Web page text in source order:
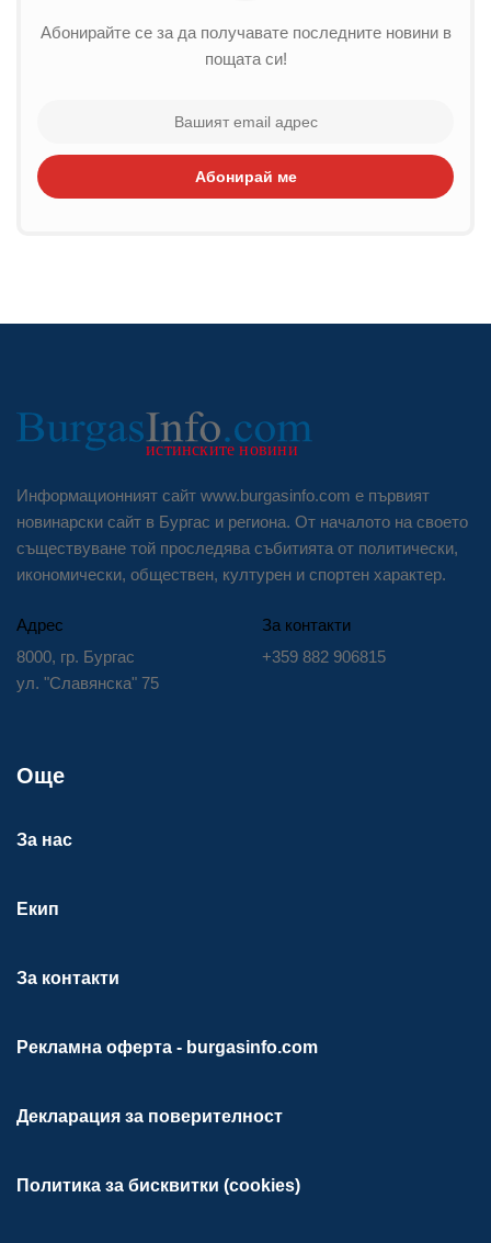
Абонирайте се за да получавате последните новини в
пощата си!
Абонирай ме
Информационният сайт www.burgasinfo.com е първият
новинарски сайт в Бургас и региона. От началото на своето
съществуване той проследява събитията от политически,
икономически, обществен, културен и спортен характер.
Адрес
8000, гр. Бургас
ул. "Славянска" 75
За контакти
+359 882 906815
Още
За нас
Екип
За контакти
Рекламна оферта - burgasinfo.com
Декларация за поверителност
Политика за бисквитки (cookies)